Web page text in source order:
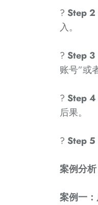
? Step 2
入。
? Step 3
账号”或
? Step 4
后果。
? Step 5
案例分析
案例一